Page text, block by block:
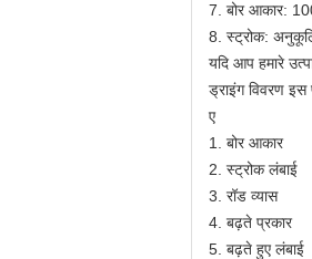
7. बोर आकार:
8. स्ट्रोक:
यदि आप हमारे
ड्राइंग विवरण इस
ए
1. बोर आकार
2. स्ट्रोक लंबाई
3. रॉड व्यास
4. बढ़ते प्रकार
5. बढ़ते हुए लंबाई